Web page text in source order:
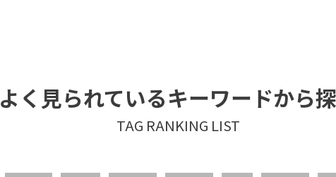
よく見られているキーワードから